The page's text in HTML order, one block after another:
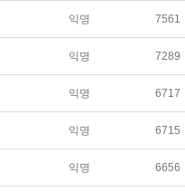
익명 7561
익명 7289
익명 6717
익명 6715
익명 6656